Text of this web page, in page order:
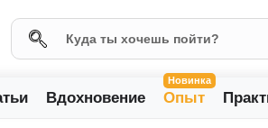
Вдохновение
Новинка
Опыт